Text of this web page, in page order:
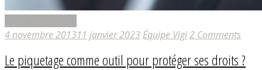
4 novembre 201311 janvier 2023 Équipe Vigi2 Comments
Le piquetage comme outil pour protéger ses droits ?